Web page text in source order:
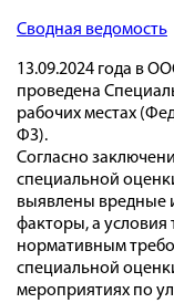
Сводная ведомость
13.09.2024 года в
проведена
рабочих местах
ФЗ).
Согласно
специальной
выявлены вредные
факторы, а условия
нормативным
специальной
мероприятиях по